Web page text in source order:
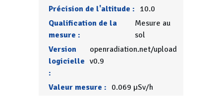
Précision de l'altitude : 10.0
Qualification de la
mesure :
Mesure au
sol
Version
logicielle
:
openradiation.net/upload
v0.9
Valeur mesure : 0.069 µSv/h